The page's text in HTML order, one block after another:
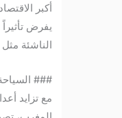
أكبر
يفرض تأثيراً
الناشئة مثل
### السياحة
مع تزايد أعداد